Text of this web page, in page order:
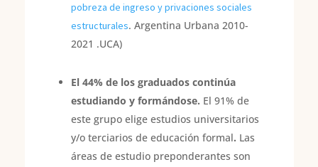
pobreza de ingreso y privaciones sociales
estructurales. Argentina Urbana 2010-
2021 .UCA)
El 44% de los graduados continúa
estudiando y formándose. El 91% de
este grupo elige estudios universitarios
y/o terciarios de educación formal. Las
áreas de estudio preponderantes son